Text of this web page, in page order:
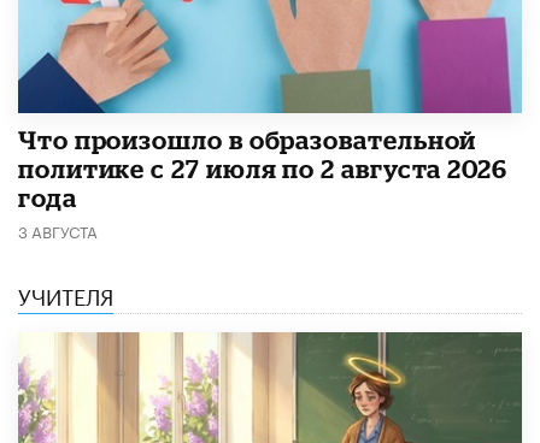
​Что произошло в образовательной
политике с 27 июля по 2 августа 2026
года
3 АВГУСТА
УЧИТЕЛЯ